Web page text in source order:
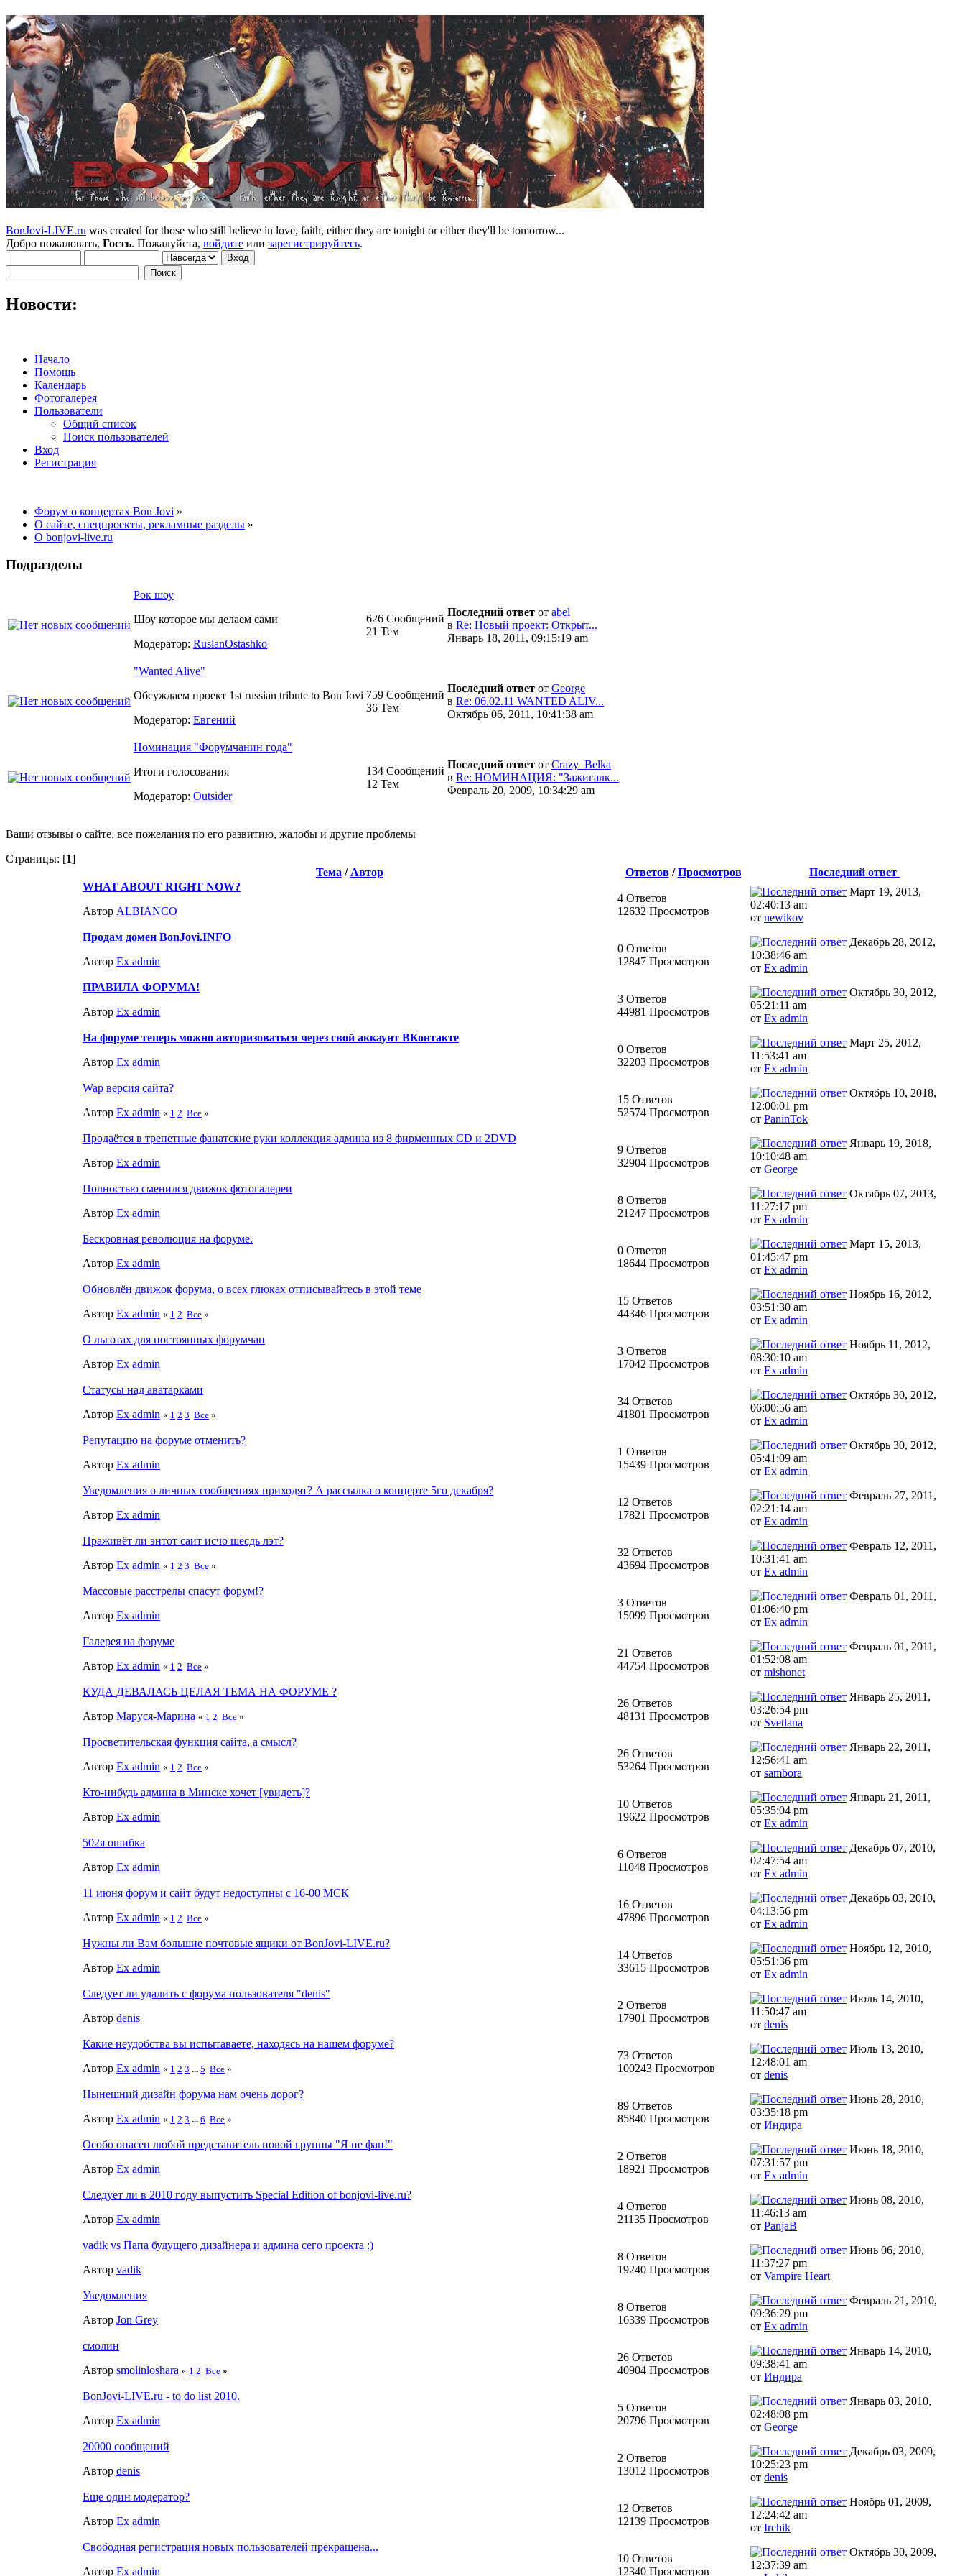
BonJovi-LIVE.ru was created for those who still believe in love, faith, either they are tonight or either they'll be tomorrow...
Добро пожаловать, Гость. Пожалуйста, войдите или зарегистрируйтесь.
Новости:
Начало
Помощь
Календарь
Фотогалерея
Пользователи
Общий список
Поиск пользователей
Вход
Регистрация
Форум о концертах Bon Jovi »
О сайте, спецпроекты, рекламные разделы »
О bonjovi-live.ru
Подразделы
Рок шоу
Шоу которое мы делаем сами
Модератор: RuslanOstashko
626 Сообщений
21 Тем
Последний ответ от abel
в Re: Новый проект: Открыт...
Январь 18, 2011, 09:15:19 am
"Wanted Alive"
Обсуждаем проект 1st russian tribute to Bon Jovi
Модератор: Евгений
759 Сообщений
36 Тем
Последний ответ от George
в Re: 06.02.11 WANTED ALIV...
Октябрь 06, 2011, 10:41:38 am
Номинация "Форумчанин года"
Итоги голосования
Модератор: Outsider
134 Сообщений
12 Тем
Последний ответ от Crazy_Belka
в Re: НОМИНАЦИЯ: "Зажигалк...
Февраль 20, 2009, 10:34:29 am
Ваши отзывы о сайте, все пожелания по его развитию, жалобы и другие проблемы
Страницы: [1]
Тема / Автор Ответов/Просмотров
Последний ответ
WHAT ABOUT RIGHT NOW?
Автор ALBIANCO
4 Ответов
12632 Просмотров
Март 19, 2013,
02:40:13 am
от newikov
Продам домен BonJovi.INFO
Автор Ex admin
0 Ответов
12847 Просмотров
Декабрь 28, 2012,
10:38:46 am
от Ex admin
ПРАВИЛА ФОРУМА!
Автор Ex admin
3 Ответов
44981 Просмотров
Октябрь 30, 2012,
05:21:11 am
от Ex admin
На форуме теперь можно авторизоваться через свой аккаунт ВКонтакте
Автор Ex admin
0 Ответов
32203 Просмотров
Март 25, 2012,
11:53:41 am
от Ex admin
Wap версия сайта?
Автор Ex admin « 1 2 Все »
15 Ответов
52574 Просмотров
Октябрь 10, 2018,
12:00:01 pm
от PaninTok
Продаётся в трепетные фанатские руки коллекция админа из 8 фирменных CD и 2DVD
Автор Ex admin
9 Ответов
32904 Просмотров
Январь 19, 2018,
10:10:48 am
от George
Полностью сменился движок фотогалереи
Автор Ex admin
8 Ответов
21247 Просмотров
Октябрь 07, 2013,
11:27:17 pm
от Ex admin
Бескровная революция на форуме.
Автор Ex admin
0 Ответов
18644 Просмотров
Март 15, 2013,
01:45:47 pm
от Ex admin
Обновлён движок форума, о всех глюках отписывайтесь в этой теме
Автор Ex admin « 1 2 Все »
15 Ответов
44346 Просмотров
Ноябрь 16, 2012,
03:51:30 am
от Ex admin
О льготах для постоянных форумчан
Автор Ex admin
3 Ответов
17042 Просмотров
Ноябрь 11, 2012,
08:30:10 am
от Ex admin
Статусы над аватарками
Автор Ex admin « 1 2 3 Все »
34 Ответов
41801 Просмотров
Октябрь 30, 2012,
06:00:56 am
от Ex admin
Репутацию на форуме отменить?
Автор Ex admin
1 Ответов
15439 Просмотров
Октябрь 30, 2012,
05:41:09 am
от Ex admin
Уведомления о личных сообщениях приходят? А рассылка о концерте 5го декабря?
Автор Ex admin
12 Ответов
17821 Просмотров
Февраль 27, 2011,
02:21:14 am
от Ex admin
Праживёт ли энтот саит исчо шесдь лэт?
Автор Ex admin « 1 2 3 Все »
32 Ответов
43694 Просмотров
Февраль 12, 2011,
10:31:41 am
от Ex admin
Массовые расстрелы спасут форум!?
Автор Ex admin
3 Ответов
15099 Просмотров
Февраль 01, 2011,
01:06:40 pm
от Ex admin
Галерея на форуме
Автор Ex admin « 1 2 Все »
21 Ответов
44754 Просмотров
Февраль 01, 2011,
01:52:08 am
от mishonet
КУДА ДЕВАЛАСЬ ЦЕЛАЯ ТЕМА НА ФОРУМЕ ?
Автор Маруся-Марина « 1 2 Все »
26 Ответов
48131 Просмотров
Январь 25, 2011,
03:26:54 pm
от Svetlana
Просветительская функция сайта, а смысл?
Автор Ex admin « 1 2 Все »
26 Ответов
53264 Просмотров
Январь 22, 2011,
12:56:41 am
от sambora
Кто-нибудь админа в Минске хочет [увидеть]?
Автор Ex admin
10 Ответов
19622 Просмотров
Январь 21, 2011,
05:35:04 pm
от Ex admin
502я ошибка
Автор Ex admin
6 Ответов
11048 Просмотров
Декабрь 07, 2010,
02:47:54 am
от Ex admin
11 июня форум и сайт будут недоступны с 16-00 МСК
Автор Ex admin « 1 2 Все »
16 Ответов
47896 Просмотров
Декабрь 03, 2010,
04:13:56 pm
от Ex admin
Нужны ли Вам большие почтовые ящики от BonJovi-LIVE.ru?
Автор Ex admin
14 Ответов
33615 Просмотров
Ноябрь 12, 2010,
05:51:36 pm
от Ex admin
Следует ли удалить с форума пользователя "denis"
Автор denis
2 Ответов
17901 Просмотров
Июль 14, 2010,
11:50:47 am
от denis
Какие неудобства вы испытаваете, находясь на нашем форуме?
Автор Ex admin « 1 2 3 ... 5 Все »
73 Ответов
100243 Просмотров
Июль 13, 2010,
12:48:01 am
от denis
Нынешний дизайн форума нам очень дорог?
Автор Ex admin « 1 2 3 ... 6 Все »
89 Ответов
85840 Просмотров
Июнь 28, 2010,
03:35:18 pm
от Индира
Особо опасен любой представитель новой группы "Я не фан!"
Автор Ex admin
2 Ответов
18921 Просмотров
Июнь 18, 2010,
07:31:57 pm
от Ex admin
Следует ли в 2010 году выпустить Special Edition of bonjovi-live.ru?
Автор Ex admin
4 Ответов
21135 Просмотров
Июнь 08, 2010,
11:46:13 am
от PanjaB
vadik vs Папа будущего дизайнера и админа сего проекта :)
Автор vadik
8 Ответов
19240 Просмотров
Июнь 06, 2010,
11:37:27 pm
от Vampire Heart
Уведомления
Автор Jon Grey
8 Ответов
16339 Просмотров
Февраль 21, 2010,
09:36:29 pm
от Ex admin
смолин
Автор smolinloshara « 1 2 Все »
26 Ответов
40904 Просмотров
Январь 14, 2010,
09:38:41 am
от Индира
BonJovi-LIVE.ru - to do list 2010.
Автор Ex admin
5 Ответов
20796 Просмотров
Январь 03, 2010,
02:48:08 pm
от George
20000 сообщений
Автор denis
2 Ответов
13012 Просмотров
Декабрь 03, 2009,
10:25:23 pm
от denis
Еще один модератор?
Автор Ex admin
12 Ответов
12139 Просмотров
Ноябрь 01, 2009,
12:24:42 am
от Irchik
Свободная регистрация новых пользователей прекращена...
Автор Ex admin
10 Ответов
12340 Просмотров
Октябрь 30, 2009,
12:37:39 am